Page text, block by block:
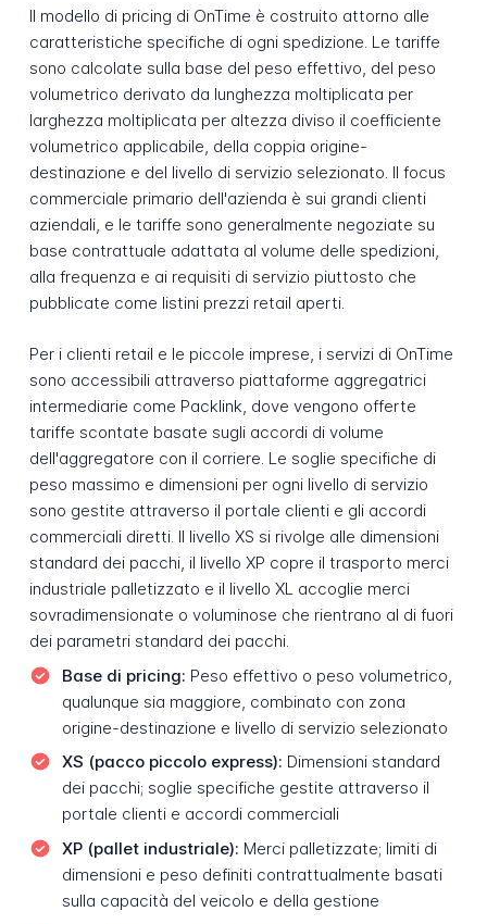
Il modello di pricing di OnTime è costruito attorno alle
caratteristiche specifiche di ogni spedizione. Le tariffe
sono calcolate sulla base del peso effettivo, del peso
volumetrico derivato da lunghezza moltiplicata per
larghezza moltiplicata per altezza diviso il coefficiente
volumetrico applicabile, della coppia origine-
destinazione e del livello di servizio selezionato. Il focus
commerciale primario dell'azienda è sui grandi clienti
aziendali, e le tariffe sono generalmente negoziate su
base contrattuale adattata al volume delle spedizioni,
alla frequenza e ai requisiti di servizio piuttosto che
pubblicate come listini prezzi retail aperti.
Per i clienti retail e le piccole imprese, i servizi di OnTime
sono accessibili attraverso piattaforme aggregatrici
intermediarie come Packlink, dove vengono offerte
tariffe scontate basate sugli accordi di volume
dell'aggregatore con il corriere. Le soglie specifiche di
peso massimo e dimensioni per ogni livello di servizio
sono gestite attraverso il portale clienti e gli accordi
commerciali diretti. Il livello XS si rivolge alle dimensioni
standard dei pacchi, il livello XP copre il trasporto merci
industriale palletizzato e il livello XL accoglie merci
sovradimensionate o voluminose che rientrano al di fuori
dei parametri standard dei pacchi.
Base di pricing: Peso effettivo o peso volumetrico,
qualunque sia maggiore, combinato con zona
origine-destinazione e livello di servizio selezionato
XS (pacco piccolo express): Dimensioni standard
dei pacchi; soglie specifiche gestite attraverso il
portale clienti e accordi commerciali
XP (pallet industriale): Merci palletizzate; limiti di
dimensioni e peso definiti contrattualmente basati
sulla capacità del veicolo e della gestione